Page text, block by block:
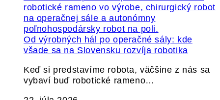
Od výrobných hál po operačné sály: kde
všade sa na Slovensku rozvíja robotika
Keď si predstavíme robota, väčšine z nás sa
vybaví buď robotické rameno…